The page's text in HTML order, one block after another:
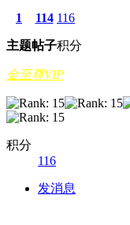
1
主题
114
帖子
116
积分
金至尊VIP
积分
116
发消息